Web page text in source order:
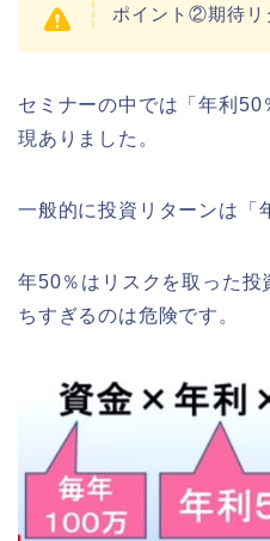
ポイント②期待リ
セミナーの中では「年利50
現ありました。
一般的に投資リターンは「
年50％はリスクを取った投
ちすぎるのは危険です。